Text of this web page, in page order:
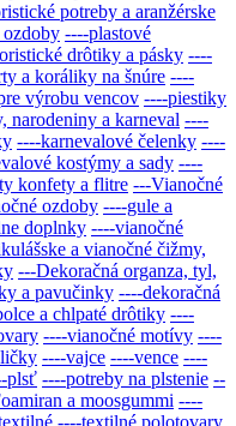
potreby a aranžérske
ozdoby ----plastové
drôtiky a pásky ----
a koráliky na šnúre ----
výrobu vencov ----piestiky
narodeniny a karneval ----
----karnevalové čelenky ----
kostýmy a sady ----
konfety a flitre ---Vianočné
ozdoby ----gule a
doplnky ----vianočné
a vianočné čižmy,
---Dekoračná organza, tyl,
a pavučinky ----dekoračná
a chlpaté drôtiky ----
----vianočné motívy ----
----vajce ----vence ----
plsť ----potreby na plstenie --
a moosgummi ----
----textilné polotovary